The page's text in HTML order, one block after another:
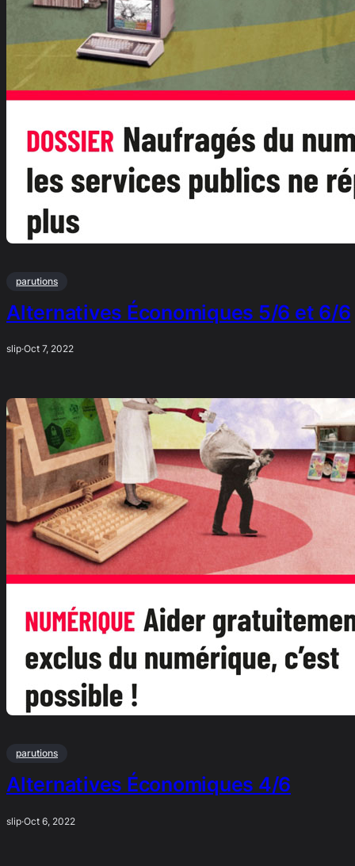
parutions
Alternatives Économiques 5/6 et 6/6
slip·Oct 7, 2022
parutions
Alternatives Économiques 4/6
slip·Oct 6, 2022